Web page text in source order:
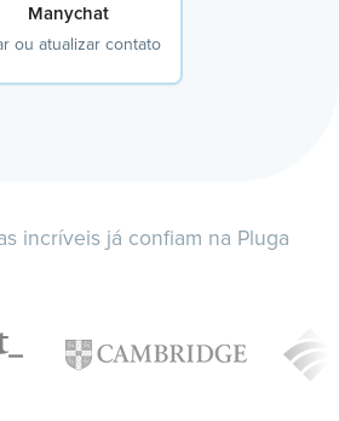
Manychat
ou atualizar contato
incríveis já confiam na Pluga